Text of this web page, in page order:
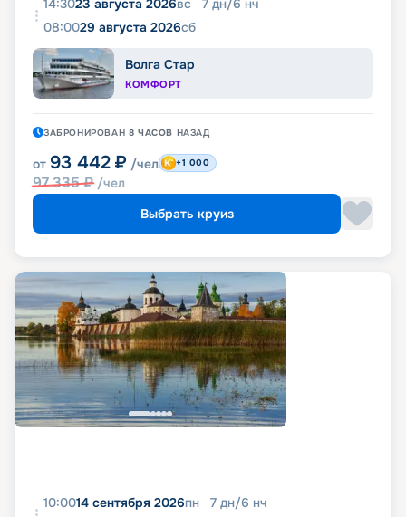
14:3023 августа 2026вс 7 дн/6 нч
08:0029 августа 2026сб
Волга Стар
КОМФОРТ
ЗАБРОНИРОВАН 8 ЧАСОВ НАЗАД
от 93 442 ₽ /чел
97 335₽ /чел
+1 000
Выбрать круиз
10:0014 сентября 2026пн 7 дн/6 нч